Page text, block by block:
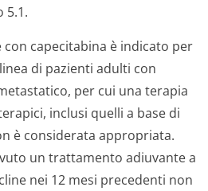
5.1.
con capecitabina è indicato per
di pazienti adulti con
per cui una terapia
inclusi quelli a base di
è considerata appropriata.
un trattamento adiuvante a
nei 12 mesi precedenti non